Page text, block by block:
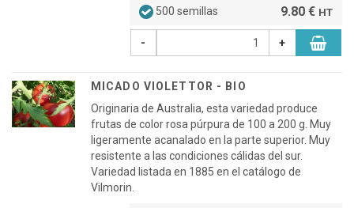
500 semillas 9.80 € HT
- +
MICADO VIOLETTOR - BIO
Originaria de Australia, esta variedad produce
frutas de color rosa púrpura de 100 a 200 g. Muy
ligeramente acanalado en la parte superior. Muy
resistente a las condiciones cálidas del sur.
Variedad listada en 1885 en el catálogo de
Vilmorin.